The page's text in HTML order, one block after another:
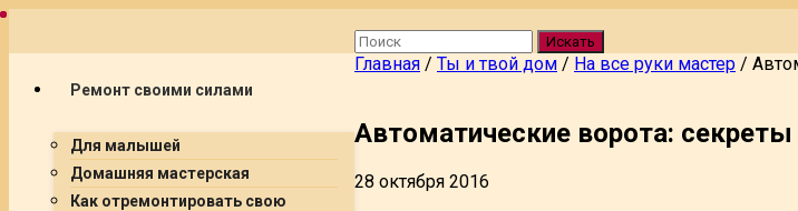
Ремонт своими силами
Для малышей
Домашняя мастерская
Как отремонтировать свою
Искать
Главная / Ты и твой дом / На все руки мастер /
Автоматические ворота:
28 октября 2016